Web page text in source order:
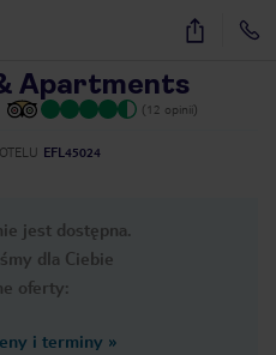
35
Apartments
(12 opinii)
EFL45024
jest dostępna.
dla Ciebie
oferty:
i terminy »